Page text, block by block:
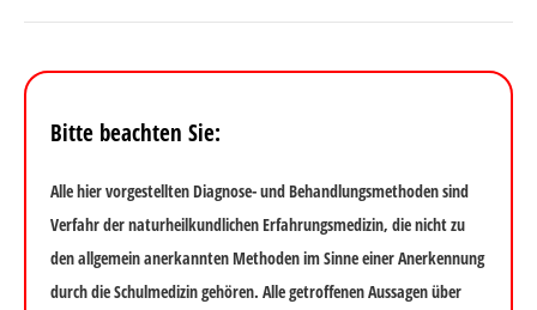
Bitte beachten Sie:
Alle hier vorgestellten Diagnose- und Behandlungsmethoden sind
Verfahr der naturheilkundlichen Erfahrungsmedizin, die nicht zu
den allgemein anerkannten Methoden im Sinne einer Anerkennung
durch die Schulmedizin gehören. Alle getroffenen Aussagen über